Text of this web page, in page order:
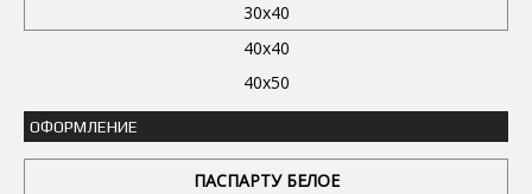
30x40
40x40
40x50
ОФОРМЛЕНИЕ
ПАСПАРТУ БЕЛОЕ